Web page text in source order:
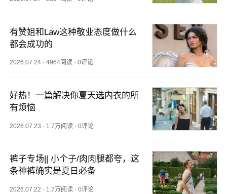
有赞姐和Law这种敬业态度做什么
都会成功的
2026.07.24 ·4964阅读 ·0评论
好热！一篇解决你夏天选内衣的所
有烦恼
2026.07.23 · 1.7万阅读 ·0评论
裤子专场|| 小个子/肉肉腿都夸，这
条神裤确实是夏日必备
2026.07.22 · 1.7万阅读 ·0评论